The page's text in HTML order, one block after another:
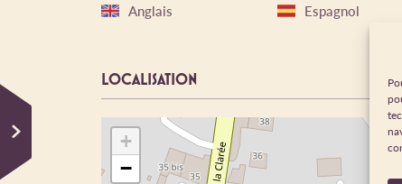
Anglais Espagnol
LOCALISATION
+
−